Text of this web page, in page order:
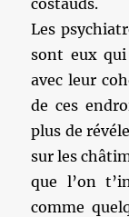
costauds.
Les
sont eux
avec leur
de ces
plus de
sur les
que l’on
comme